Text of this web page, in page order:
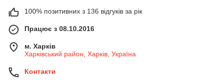
100% позитивних з 136 відгуків за рік
Працює з 08.10.2016
м. Харків
Харківський район, Харків, Україна
Контакти